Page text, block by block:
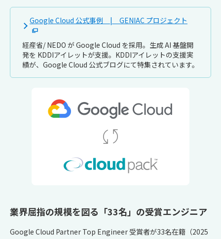
Google Cloud 公式事例 | GENIAC プロジェクト
経産省/ NEDO が Google Cloud を採用。生成 AI 基盤開
発を KDDIアイレットが支援。KDDIアイレットの支援実
績が、Google Cloud 公式ブログにて特集されています。
業界屈指の規模を図る「33名」の受賞エンジニア
Google Cloud Partner Top Engineer 受賞者が33名在籍（2025